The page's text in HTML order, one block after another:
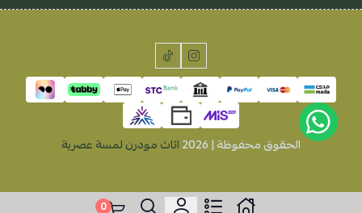
الحقوق محفوظة | 2026 اثاث مودرن لمسة عصرية
0